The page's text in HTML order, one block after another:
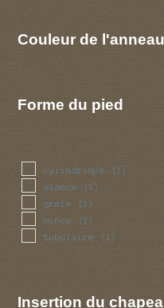
Couleur de l'anneau
Forme du pied
cylindrique (1)
elance (1)
grele (1)
mince (1)
tubulaire (1)
Insertion du